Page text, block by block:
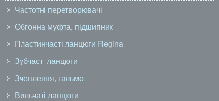
Частотні перетворювачі
Обгонна муфта, підшипник
Пластинчасті ланцюги Regina
Зубчасті ланцюги
Зчеплення, гальмо
Вильчаті ланцюги